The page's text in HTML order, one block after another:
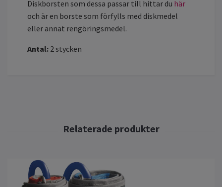
Diskborsten som dessa passar till hittar du här
och är en borste som förfylls med diskmedel
eller annat rengöringsmedel.
Antal: 2 stycken